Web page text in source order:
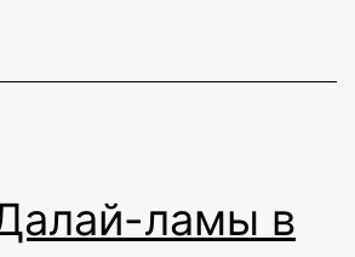
ламы в